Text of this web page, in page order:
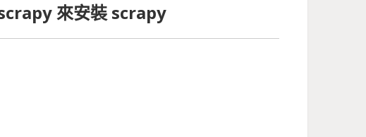
來安裝 scrapy